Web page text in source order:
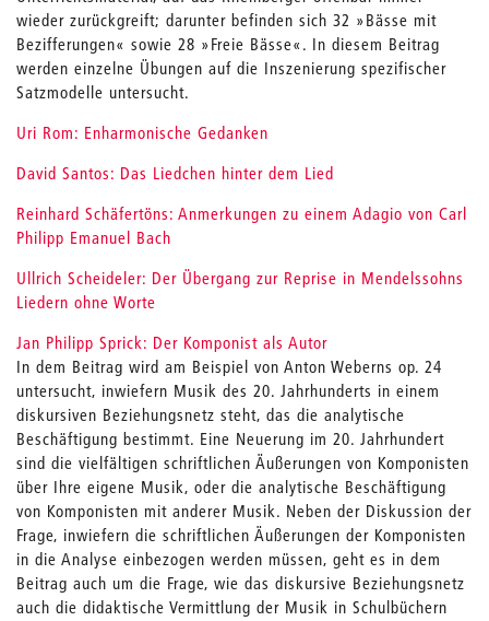
wieder zurückgreift; darunter befinden sich 32 »Bässe mit
Bezifferungen« sowie 28 »Freie Bässe«. In diesem Beitrag
werden einzelne Übungen auf die Inszenierung spezifischer
Satzmodelle untersucht.
Uri Rom: Enharmonische Gedanken
David Santos: Das Liedchen hinter dem Lied
Reinhard Schäfertöns: Anmerkungen zu einem Adagio von Carl
Philipp Emanuel Bach
Ullrich Scheideler: Der Übergang zur Reprise in Mendelssohns
Liedern ohne Worte
Jan Philipp Sprick: Der Komponist als Autor
In dem Beitrag wird am Beispiel von Anton Weberns op. 24
untersucht, inwiefern Musik des 20. Jahrhunderts in einem
diskursiven Beziehungsnetz steht, das die analytische
Beschäftigung bestimmt. Eine Neuerung im 20. Jahrhundert
sind die vielfältigen schriftlichen Äußerungen von Komponisten
über Ihre eigene Musik, oder die analytische Beschäftigung
von Komponisten mit anderer Musik. Neben der Diskussion der
Frage, inwiefern die schriftlichen Äußerungen der Komponisten
in die Analyse einbezogen werden müssen, geht es in dem
Beitrag auch um die Frage, wie das diskursive Beziehungsnetz
auch die didaktische Vermittlung der Musik in Schulbüchern